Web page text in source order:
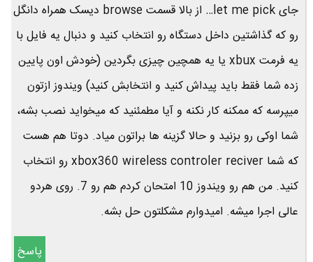
جای let me pick… از بالا قسمت browse دیسک همراه دانگل
رو که گذاشتین داخل دستگاه رو انتخاب کنید و دنبال یه فایل با
یه فرمت xbux یا یه همچین چیزی بگردین (خودش اون پایین
زده شما فقط باید پیداش کنید و انتخابش کنید) ویندوز ازتون
میپرسه که ممکنه کار نکنه و آیا مطمئنید که میخواید نصب بشه،
شما اوکی رو بزنید و حالا گزینه ها براتون میاد. دوتا هم هست
که شما xbox360 wireless controler reciver رو انتخاب
کنید. من هم رو ویندوز 10 امتحان کردم هم رو 7. روی هردو
عالی اجرا میشه. امیدوارم مشکلتون حل بشه.
پاسخ